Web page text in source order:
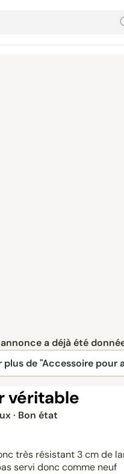
a déjà été
plus de "Accessoire pour
véritable
· Bon état
très résistant 3 cm de
servi donc comme neuf